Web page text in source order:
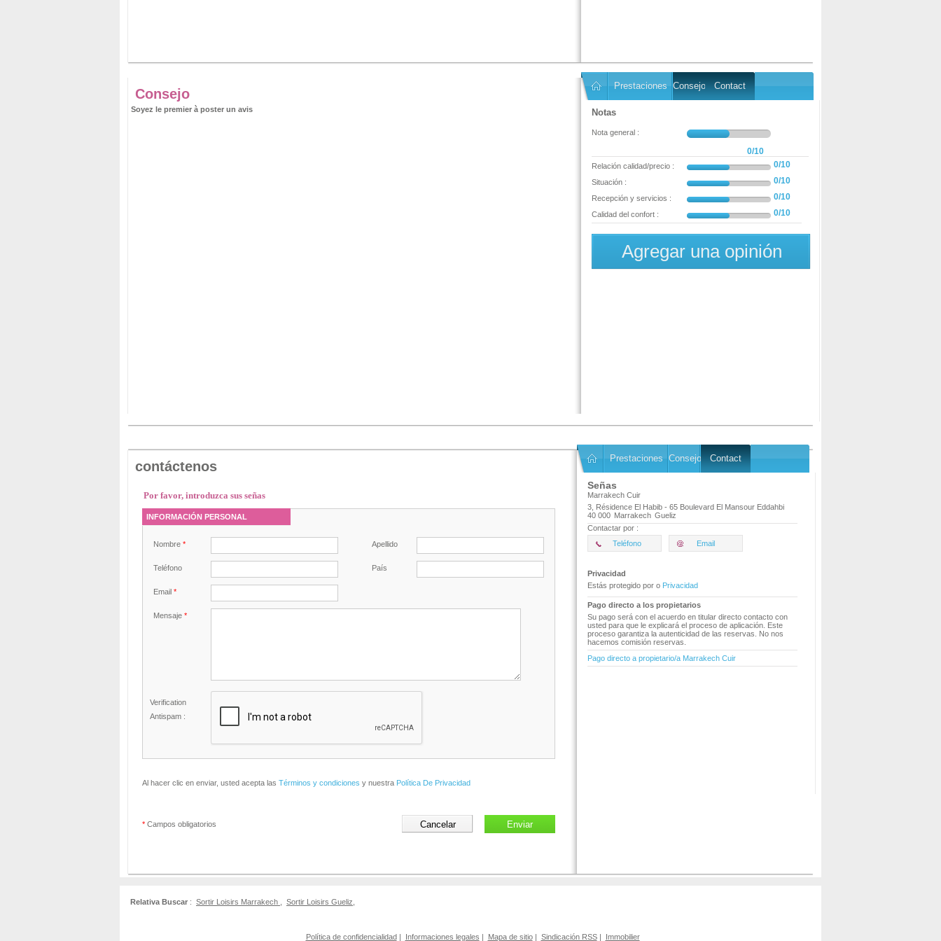
Consejo
Soyez le premier à poster un avis
Prestaciones Consejo Contact
Notas
Nota general :
0/10
Relación calidad/precio : 0/10
Situación : 0/10
Recepción y servicios : 0/10
Calidad del confort : 0/10
Agregar una opinión
contáctenos
Por favor, introduzca sus señas
INFORMACIÓN PERSONAL
Nombre * Apellido
Teléfono País
Email *
Mensaje *
Verification
Antispam :
Al hacer clic en enviar, usted acepta las Términos y condiciones y nuestra Política De Privacidad
* Campos obligatorios
Prestaciones Consejo Contact
Señas
Marrakech Cuir
3, Résidence El Habib - 65 Boulevard El Mansour Eddahbi
40 000 Marrakech Gueliz
Contactar por :
Teléfono
Email
Privacidad
Estás protegido por o Privacidad
Pago directo a los propietarios
Su pago será con el acuerdo en titular directo contacto con
usted para que le explicará el proceso de aplicación. Este
proceso garantiza la autenticidad de las reservas. No nos
hacemos comisión reservas.
Pago directo a propietario/a Marrakech Cuir
Relativa Buscar : Sortir Loisirs Marrakech Sortir Loisirs Gueliz
Política de confidencialidad| Informaciones legales | Mapa de sitio| Sindicación RSS| Immobilier